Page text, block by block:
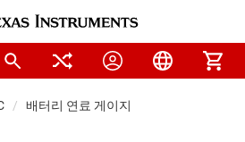
배터리 연료 게이지